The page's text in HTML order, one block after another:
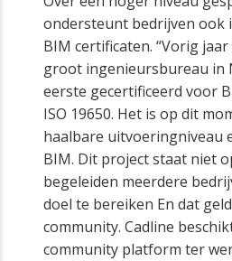
ondersteunt bedrijven ook
BIM certificaten. “Vorig
groot ingenieursbureau in
eerste gecertificeerd voor
ISO 19650. Het is op dit
haalbare uitvoeringniveau
BIM. Dit project staat niet
begeleiden meerdere
doel te bereiken En dat
community. Cadline
community platform ter